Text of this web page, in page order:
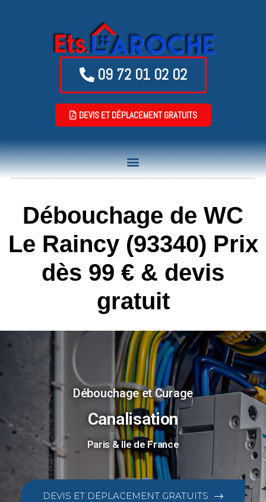
09 72 01 02 02
DEVIS ET DÉPLACEMENT GRATUITS
Débouchage de WC
Le Raincy (93340) Prix
dès 99 € & devis
gratuit
Débouchage et Curage
Canalisation
Paris & Ile de France
DEVIS ET DÉPLACEMENT GRATUITS